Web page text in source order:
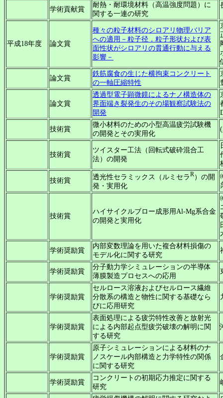
学術貢献賞
耐熱・耐環境材料（高温強度問題）に
関する一連の研究
平成18年度 論文賞
種々の粒子材料のシロアリ物理バリア
への適用－粒子径，粒子形状および表
面性状がシロアリの貫通行動に与える
影響－
論文賞
鉄筋腐食の生じた横拘束コンクリート
の一軸圧縮特性
論文賞
透過型電子顕微鏡によるナノ構造体の
界面端き裂発生のその場観察試験法の
開発
技術賞
微小材料のための小型高温疲労試験機
の開発とその実用化
技術賞
ツイスター工法（回転式破砕混合工
法）の開発
技術賞 透光性セラミックス（ルミセラR）の開
発・実用化
技術賞
ハイサイクルブロー成形用Al-Mg系合金
の開発と実用化
学術奨励賞
内部変数理論を用いた複合材料損傷の
モデル化に関する研究
学術奨励賞
分子動力学シミュレーションの半導体
薄膜製造プロセスへの応用
学術奨励賞
セルロース溶液およびセルロース繊維
分散系の構造と物性に関する基礎なら
びに応用研究
学術奨励賞
表面処理による疲労特性改善と放射光
による内部起点型疲労破壊の解明に関
する研究
学術奨励賞
原子シミュレーションによる材料のナ
ノスケール内部構造と力学特性の関係
に関する研究
学術奨励賞
コンクリートの初期応力推定に関する
研究